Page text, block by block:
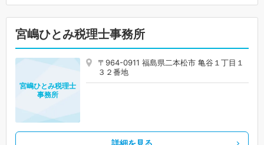
宮嶋ひとみ税理士事務所
〒964-0911 福島県二本松市 亀谷１丁目１
３２番地
宮嶋ひとみ税理士
事務所